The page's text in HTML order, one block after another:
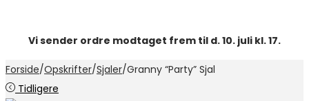
Vi sender ordre modtaget frem til d. 10. juli kl. 17.
Forside/Opskrifter/Sjaler/Granny “Party” Sjal
Tidligere